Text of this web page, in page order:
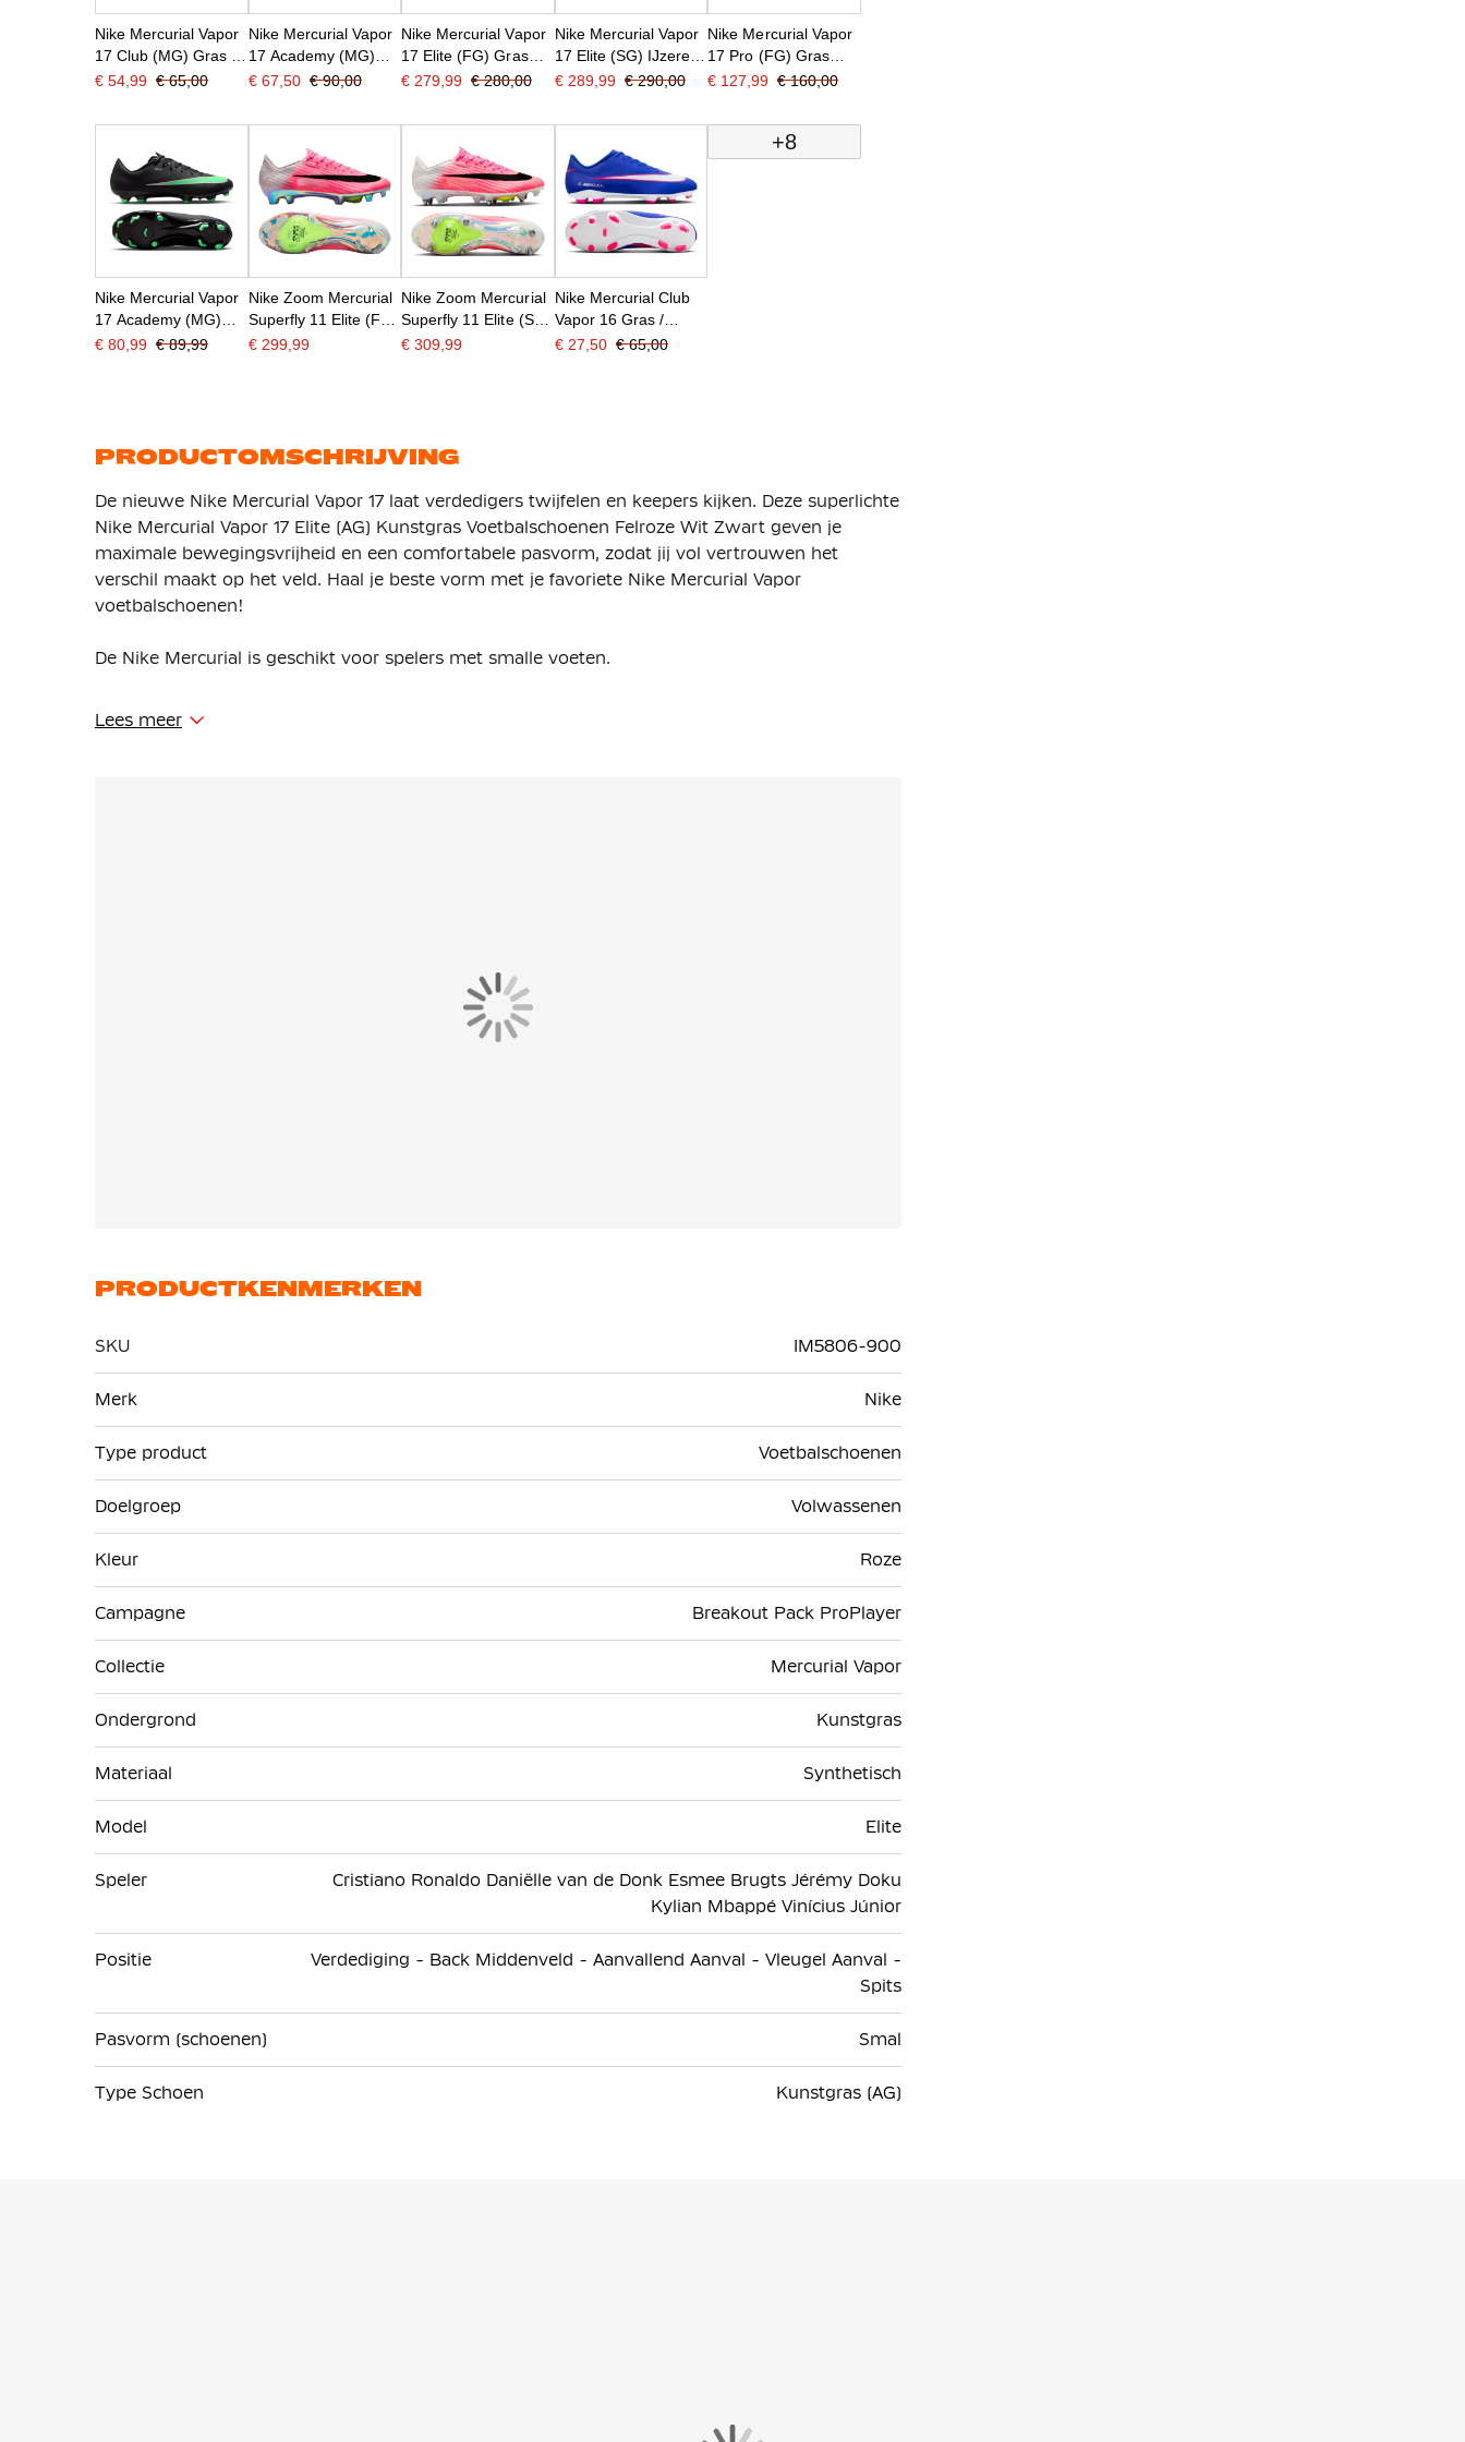
Nike Mercurial Vapor
17 Club (MG) Gras /
Kunstgras
Felroze Wit Zwart
€ 54,99 € 65,00
Nike Mercurial Vapor
17 Academy (MG)
Gras / Kunstgras
Felroze Wit Zwart
€ 67,50 € 90,00
Nike Mercurial Vapor
17 Elite (FG) Gras
Voetbalschoenen
€ 279,99 € 280,00
Nike Mercurial Vapor
17 Elite (SG) IJzeren-
Nop Voetbalschoenen
€ 289,99 € 290,00
Nike Mercurial Vapor
17 Pro (FG) Gras
Voetbalschoenen
€ 127,99 € 160,00
Nike Mercurial Vapor
17 Academy (MG)
Gras / Kunstgras
€ 80,99 € 89,99
Nike Zoom Mercurial
Superfly 11 Elite (FG)
Gras
€ 299,99
Nike Zoom Mercurial
Superfly 11 Elite (SG)
IJzeren-Nop
€ 309,99
Nike Mercurial Club
Vapor 16 Gras /
Kunstgras
€ 27,50 € 65,00
+8
PRODUCTOMSCHRIJVING
De nieuwe Nike Mercurial Vapor 17 laat verdedigers twijfelen en keepers kijken. Deze superlichte
Nike Mercurial Vapor 17 Elite (AG) Kunstgras Voetbalschoenen Felroze Wit Zwart geven je
maximale bewegingsvrijheid en een comfortabele pasvorm, zodat jij vol vertrouwen het
verschil maakt op het veld. Haal je beste vorm met je favoriete Nike Mercurial Vapor
voetbalschoenen!
De Nike Mercurial is geschikt voor spelers met smalle voeten.
Superlicht Atomknit materiaal, de lichtste versie van Flyknit-materiaal, brengt je voet dichter bij
Lees meer
PRODUCTKENMERKEN
SKU
IM5806-900
informatie
Merk Nike
Type product Voetbalschoenen
Doelgroep Volwassenen
Kleur Roze
Campagne Breakout Pack ProPlayer
Collectie Mercurial Vapor
Ondergrond Kunstgras
Materiaal Synthetisch
Model Elite
Speler
Cristiano Ronaldo Daniëlle van de Donk Esmee Brugts Jérémy Doku
Kylian Mbappé Vinícius Júnior
Positie
Verdediging - Back Middenveld - Aanvallend Aanval - Vleugel Aanval -
Spits
Pasvorm (schoenen) Smal
Type Schoen Kunstgras (AG)